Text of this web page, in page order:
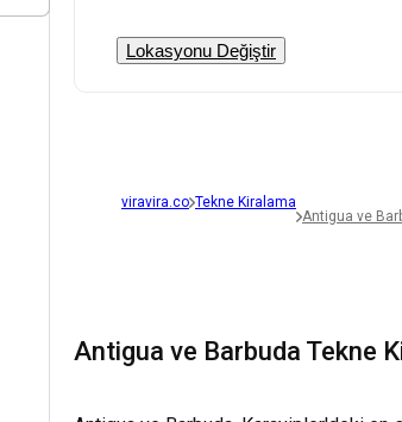
Lokasyonu Değiştir
viravira.co Tekne Kiralama
Antigua ve
Antigua ve Barbuda Tekne